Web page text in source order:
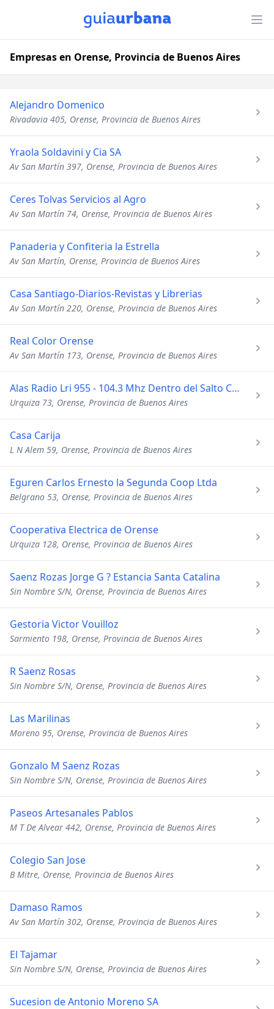
Empresas en Orense, Provincia de Buenos Aires
Alejandro Domenico
Rivadavia 405, Orense, Provincia de Buenos Aires
Yraola Soldavini y Cia SA
Av San Martín 397, Orense, Provincia de Buenos Aires
Ceres Tolvas Servicios al Agro
Av San Martín 74, Orense, Provincia de Buenos Aires
Panaderia y Confiteria la Estrella
Av San Martín, Orense, Provincia de Buenos Aires
Casa Santiago-Diarios-Revistas y Librerias
Av San Martín 220, Orense, Provincia de Buenos Aires
Real Color Orense
Av San Martín 173, Orense, Provincia de Buenos Aires
Alas Radio Lri 955 - 104.3 Mhz Dentro del Salto Cuantico
Urquiza 73, Orense, Provincia de Buenos Aires
Casa Carija
L N Alem 59, Orense, Provincia de Buenos Aires
Eguren Carlos Ernesto la Segunda Coop Ltda
Belgrano 53, Orense, Provincia de Buenos Aires
Cooperativa Electrica de Orense
Urquiza 128, Orense, Provincia de Buenos Aires
Saenz Rozas Jorge G ? Estancia Santa Catalina
Sin Nombre S/N, Orense, Provincia de Buenos Aires
Gestoria Victor Vouilloz
Sarmiento 198, Orense, Provincia de Buenos Aires
R Saenz Rosas
Sin Nombre S/N, Orense, Provincia de Buenos Aires
Las Marilinas
Moreno 95, Orense, Provincia de Buenos Aires
Gonzalo M Saenz Rozas
Sin Nombre S/N, Orense, Provincia de Buenos Aires
Paseos Artesanales Pablos
M T De Alvear 442, Orense, Provincia de Buenos Aires
Colegio San Jose
B Mitre, Orense, Provincia de Buenos Aires
Damaso Ramos
Av San Martín 302, Orense, Provincia de Buenos Aires
El Tajamar
Sin Nombre S/N, Orense, Provincia de Buenos Aires
Sucesion de Antonio Moreno SA